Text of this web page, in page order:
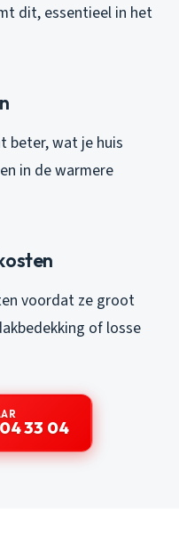
dit, essentieel in het
beter, wat je huis
in de warmere
voordat ze groot
of losse
33 04